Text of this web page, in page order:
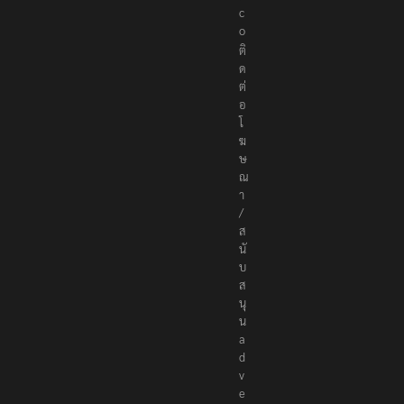
c
o
ติ
ด
ต่
อ
โ
ฆ
ษ
ณ
า
/
ส
นั
บ
ส
นุ
น
a
d
v
e